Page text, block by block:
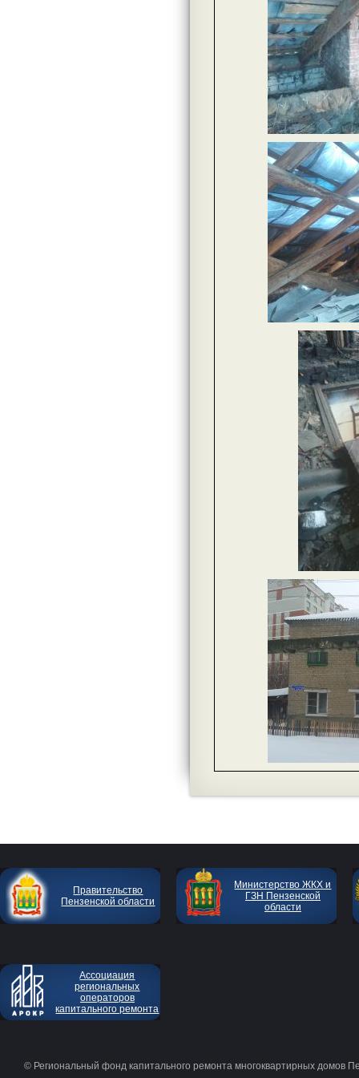
Правительство
Пензенской области
Министерство ЖКХ и
ГЗН Пензенской
области
Ассоциация
региональных
операторов
капитального ремонта
© Региональный фонд капитального ремонта многоквартирных домов